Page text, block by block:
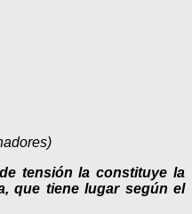
tensión la constituye la
que tiene lugar según el